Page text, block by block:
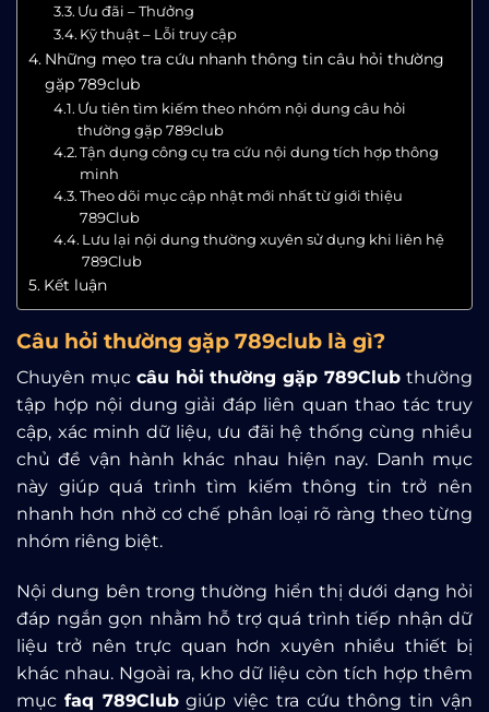
Ưu đãi – Thưởng
Kỹ thuật – Lỗi truy cập
Những mẹo tra cứu nhanh thông tin câu hỏi thường
gặp 789club
Ưu tiên tìm kiếm theo nhóm nội dung câu hỏi
thường gặp 789club
Tận dụng công cụ tra cứu nội dung tích hợp thông
minh
Theo dõi mục cập nhật mới nhất từ giới thiệu
789Club
Lưu lại nội dung thường xuyên sử dụng khi liên hệ
789Club
Kết luận
Câu hỏi thường gặp 789club là gì?
Chuyên mục câu hỏi thường gặp 789Club thường
tập hợp nội dung giải đáp liên quan thao tác truy
cập, xác minh dữ liệu, ưu đãi hệ thống cùng nhiều
chủ đề vận hành khác nhau hiện nay. Danh mục
này giúp quá trình tìm kiếm thông tin trở nên
nhanh hơn nhờ cơ chế phân loại rõ ràng theo từng
nhóm riêng biệt.
Nội dung bên trong thường hiển thị dưới dạng hỏi
đáp ngắn gọn nhằm hỗ trợ quá trình tiếp nhận dữ
liệu trở nên trực quan hơn xuyên nhiều thiết bị
khác nhau. Ngoài ra, kho dữ liệu còn tích hợp thêm
mục faq 789Clubgiúp việc tra cứu thông tin vận